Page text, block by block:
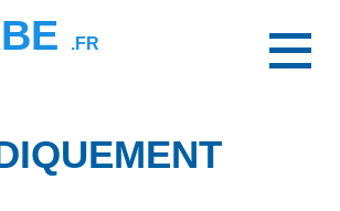
.FR